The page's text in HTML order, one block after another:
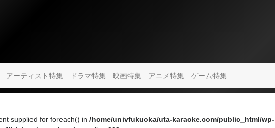
アーティスト特集 ドラマ特集 映画特集 アニメ特集 ゲーム特集
supplied for foreach() in/home/univfukuoka/uta-karaoke.com/public_html/wp-